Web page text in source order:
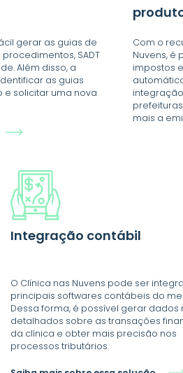
gerar as guias de
SADT
Além disso, a
as guias
solicitar uma nova
Com o
Nuvens, é
impostos
mais a
Integração contábil
O Clínica nas Nuvens pode ser
principais softwares contábeis do
Dessa forma, é possível gerar dados
detalhados sobre as transações
da clínica e obter mais precisão nos
processos tributários.